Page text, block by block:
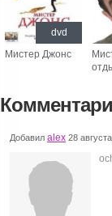
Мистер Джонс
dvd
Добавил alex 28